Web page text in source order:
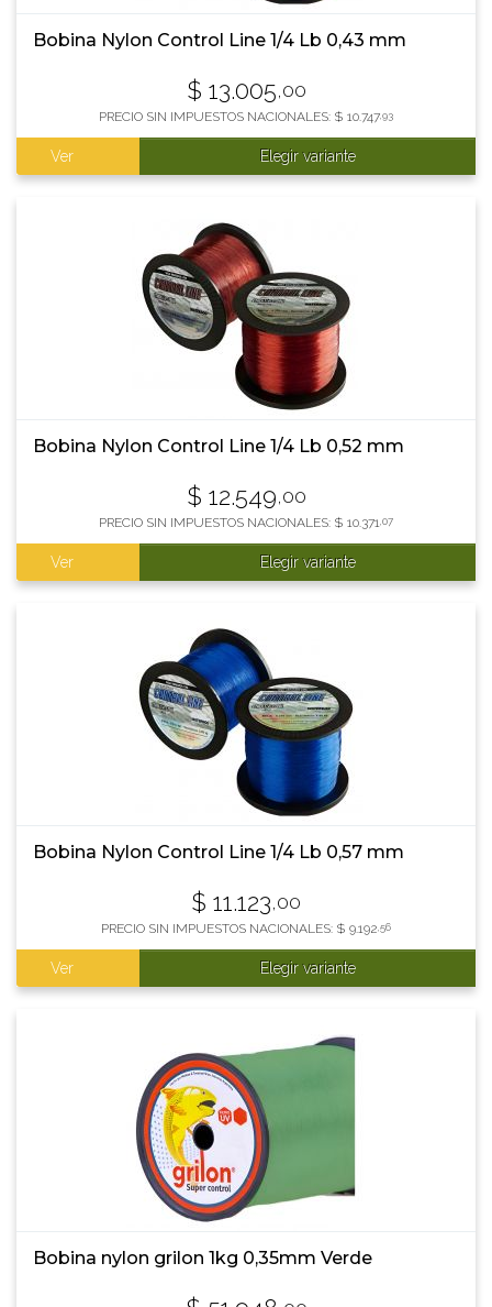
Bobina Nylon Control Line 1/4 Lb 0,43 mm
$ 13.005,00
PRECIO SIN IMPUESTOS NACIONALES: $ 10.747,93
Ver Elegir variante
Bobina Nylon Control Line 1/4 Lb 0,52 mm
$ 12.549,00
PRECIO SIN IMPUESTOS NACIONALES: $ 10.371,07
Ver Elegir variante
Bobina Nylon Control Line 1/4 Lb 0,57 mm
$ 11.123,00
PRECIO SIN IMPUESTOS NACIONALES: $ 9.192 ,56
Ver Elegir variante
Bobina nylon grilon 1kg 0,35mm Verde